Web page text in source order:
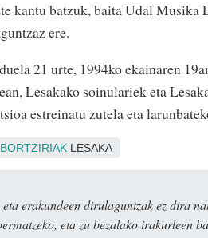
kantu batzuk, baita Udal Musika
ere.
21 urte, 1994ko ekainaren
Lesakako soinulariek eta
estreinatu zutela eta
BORTZIRIAK LESAKA
erakundeen dirulaguntzak ez dira
eta zu bezalako irakurleen